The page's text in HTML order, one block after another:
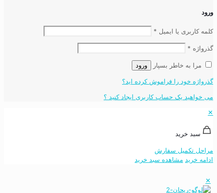
ورود
کلمه کاربری یا ایمیل *
گذرواژه *
مرا به خاطر بسپار ورود
گذرواژه خود را فراموش کرده اید؟
می خواهید یک حساب کاربری ایجاد کنید ؟
✕
سبد خرید
مراحل تکمیل سفارش
ادامه خرید مشاهده سبد خرید
✕